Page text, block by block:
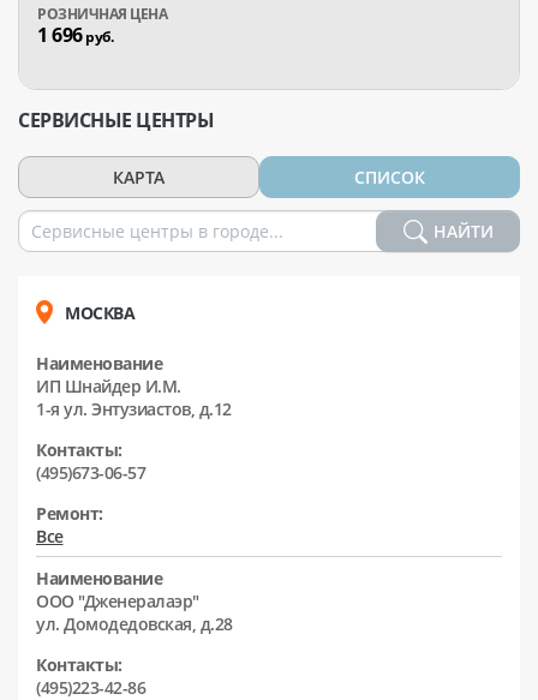
1 696руб.
СЕРВИСНЫЕ ЦЕНТРЫ
КАРТА СПИСОК
НАЙТИ
МОСКВА
Наименование
ИП Шнайдер И.М.
1-я ул. Энтузиастов, д.12
Контакты:
(495)673-06-57
Ремонт:
Все
Наименование
ООО "Дженералаэр"
ул. Домодедовская, д.28
Контакты:
(495)223-42-86